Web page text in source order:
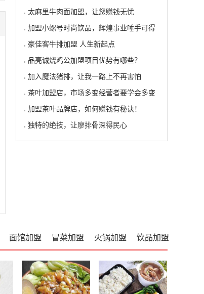
太麻里牛肉面加盟，让您赚钱无忧
加盟小螺号时尚饮品，辉煌事业唾手可得
豪佳客牛排加盟 人生新起点
品亮诚烧鸡公加盟项目优势有哪些？
加入魔法猪排，让我一路上不再害怕
茶叶加盟店，市场多变经营者要学会多变
加盟茶叶品牌店，如何赚钱有秘诀！
独特的绝技，让廖排骨深得民心
饮品加盟
火锅加盟
冒菜加盟
面馆加盟